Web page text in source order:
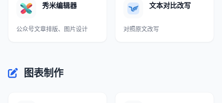
秀米编辑器
公众号文章排版、图片设计
文本对比改写
对照原文改写
图表制作